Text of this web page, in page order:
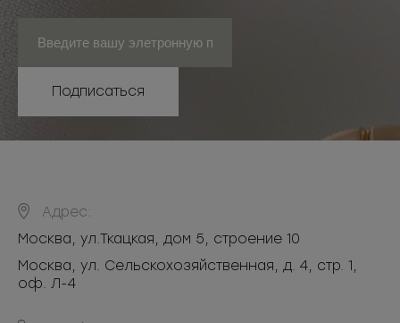
Подписаться
Адрес:
Москва, ул.Ткацкая, дом 5, строение 10
Москва, ул. Сельскохозяйственная, д. 4, стр. 1,
оф. Л-4